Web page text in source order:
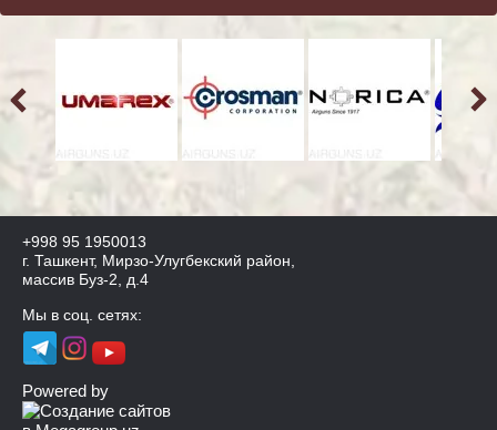
+998 95 1950013
г. Ташкент, Мирзо-Улугбекский район,
массив Буз-2, д.4
Мы в соц. сетях:
Powered by